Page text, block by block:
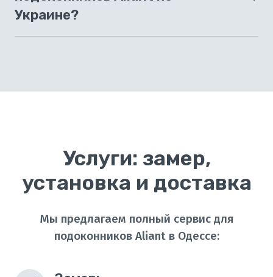
просто обратитесь за консультацией!
Украине?
Услуги: замер,
установка и доставка
Мы предлагаем полный сервис для
подоконников Aliant в Одессе: